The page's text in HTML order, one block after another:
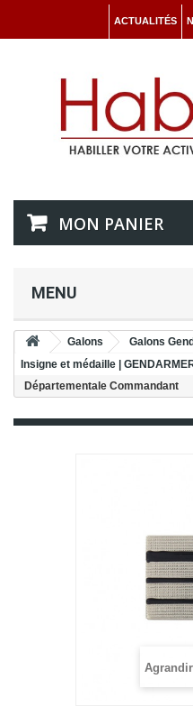
ACTUALITÉS
MON PANIER
MENU
Galons
Galons
Insigne et médaille |
Départementale Commandant